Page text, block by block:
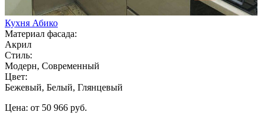
Кухня Абико
Материал фасада:
Акрил
Стиль:
Модерн, Современный
Цвет:
Бежевый, Белый, Глянцевый
Цена: от 50 966 руб.